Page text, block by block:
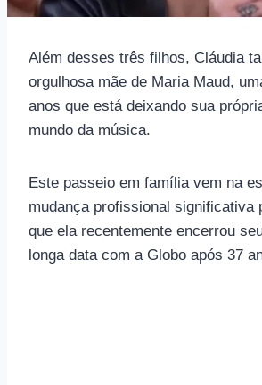
Além desses três filhos, Cláudia
orgulhosa mãe de Maria Maud,
anos que está deixando sua
mundo da música.
Este passeio em família vem na
mudança profissional significativa
que ela recentemente encerrou
longa data com a Globo após 37